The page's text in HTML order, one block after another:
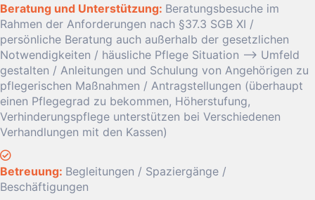
Beratung und Unterstützung: Beratungsbesuche im
Rahmen der Anforderungen nach §37.3 SGB XI /
persönliche Beratung auch außerhalb der gesetzlichen
Notwendigkeiten / häusliche Pflege Situation –> Umfeld
gestalten / Anleitungen und Schulung von Angehörigen zu
pflegerischen Maßnahmen / Antragstellungen (überhaupt
einen Pflegegrad zu bekommen, Höherstufung,
Verhinderungspflege unterstützen bei Verschiedenen
Verhandlungen mit den Kassen)
Betreuung: Begleitungen / Spaziergänge /
Beschäftigungen